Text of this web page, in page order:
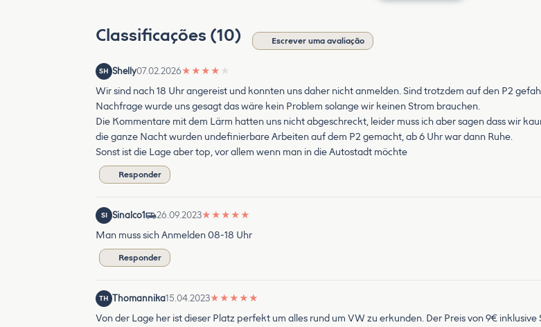
Classificações (10) Escrever uma avaliação
SH Shelly07.02.2026★ ★ ★ ★ ★
Wir sind nach 18 Uhr angereist und konnten uns daher nicht anmelden. Sind trotzdem auf den P2
Nachfrage wurde uns gesagt das wäre kein Problem solange wir keinen Strom brauchen.
Die Kommentare mit dem Lärm hatten uns nicht abgeschreckt, leider muss ich aber sagen dass wir
die ganze Nacht wurden undefinierbare Arbeiten auf dem P2 gemacht, ab 6 Uhr war dann Ruhe.
Sonst ist die Lage aber top, vor allem wenn man in die Autostadt möchte
Responder
SI Sinalco1 26.09.2023★ ★ ★ ★ ★
Man muss sich Anmelden 08-18 Uhr
Responder
TH Thomannika15.04.2023★ ★ ★ ★ ★
Von der Lage her ist dieser Platz perfekt um alles rund um VW zu erkunden. Der Preis von 9€